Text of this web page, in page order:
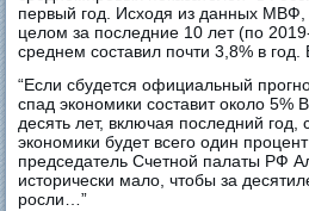
первый год. Исходя из данных МВФ,
целом за последние 10 лет (по
среднем составил почти 3,8% в
“Если сбудется официальный
спад экономики составит около 5%
десять лет, включая последний
экономики будет всего один
председатель Счетной палаты РФ
исторически мало, чтобы за
росли…”